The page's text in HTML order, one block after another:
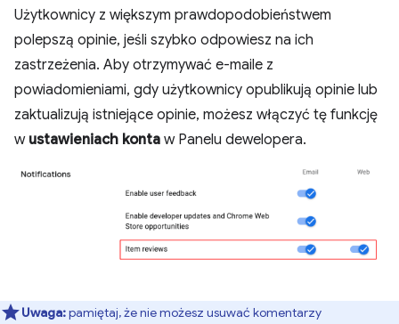
Użytkownicy z większym prawdopodobieństwem
polepszą opinie, jeśli szybko odpowiesz na ich
zastrzeżenia. Aby otrzymywać e-maile z
powiadomieniami, gdy użytkownicy opublikują opinie lub
zaktualizują istniejące opinie, możesz włączyć tę funkcję
w ustawieniach konta w Panelu dewelopera.
Uwaga:pamiętaj, że nie możesz usuwać komentarzy